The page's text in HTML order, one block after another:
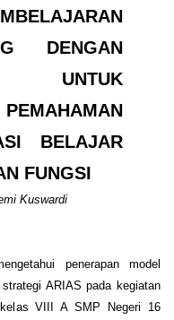
DENGAN
UNTUK
BELAJAR
FUNGSI
Kuswardi
penerapan model
strategi ARIAS pada kegiatan
VIII A SMP Negeri 16